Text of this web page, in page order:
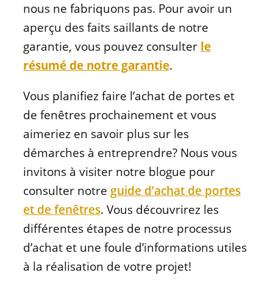
nous ne fabriquons pas. Pour avoir un
aperçu des faits saillants de notre
garantie, vous pouvez consulter le
résumé de notre garantie.
Vous planifiez faire l’achat de portes et
de fenêtres prochainement et vous
aimeriez en savoir plus sur les
démarches à entreprendre? Nous vous
invitons à visiter notre blogue pour
consulter notre guide d’achat de portes
et de fenêtres. Vous découvrirez les
différentes étapes de notre processus
d’achat et une foule d’informations utiles
à la réalisation de votre projet!